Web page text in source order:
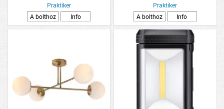
Praktiker
A bolthoz
Info
Praktiker
A bolthoz
Info